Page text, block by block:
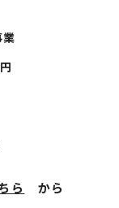
業
ら から